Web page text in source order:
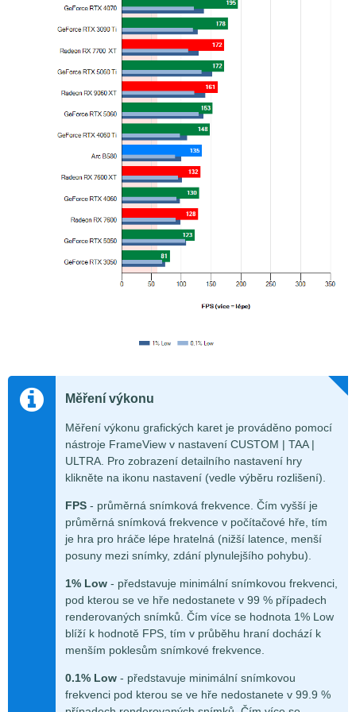
Měření výkonu
Měření výkonu grafických karet je prováděno pomocí
nástroje FrameView v nastavení CUSTOM | TAA |
ULTRA. Pro zobrazení detailního nastavení hry
klikněte na ikonu nastavení (vedle výběru rozlišení).
FPS - průměrná snímková frekvence. Čím vyšší je
průměrná snímková frekvence v počítačové hře, tím
je hra pro hráče lépe hratelná (nižší latence, menší
posuny mezi snímky, zdání plynulejšího pohybu).
1% Low - představuje minimální snímkovou frekvenci,
pod kterou se ve hře nedostanete v 99 % případech
renderovaných snímků. Čím více se hodnota 1% Low
blíží k hodnotě FPS, tím v průběhu hraní dochází k
menším poklesům snímkové frekvence.
0.1% Low - představuje minimální snímkovou
frekvenci pod kterou se ve hře nedostanete v 99.9 %